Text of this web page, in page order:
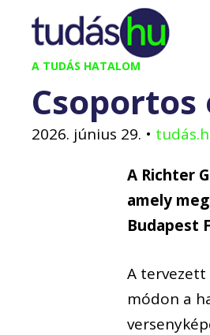
Kilépés
tartalomba
A TUDÁS HATALOM
2026. június 29. •
A Richter
amely
Budapest
A tervezett
módon a